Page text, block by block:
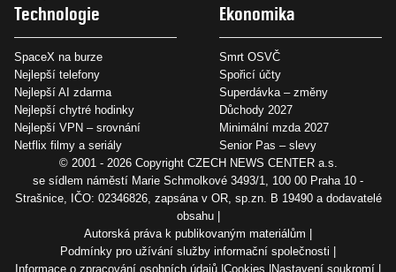
Technologie
SpaceX na burze
Nejlepší telefony
Nejlepší AI zdarma
Nejlepší chytré hodinky
Nejlepší VPN – srovnání
Netflix filmy a seriály
Ekonomika
Smrt OSVČ
Spořicí účty
Superdávka – změny
Důchody 2027
Minimální mzda 2027
Senior Pas – slevy
© 2001 - 2026 Copyright CZECH NEWS CENTER a.s.
se sídlem náměstí Marie Schmolkové 3493/1, 100 00 Praha 10 -
Strašnice, IČO: 02346826, zapsána v OR, sp.zn. B 19490 a dodavatelé
obsahu
Autorská práva k publikovaným materiálům
Podmínky pro užívání služby informační společnosti
Informace o zpracování osobních údajů Cookies Nastavení soukromí